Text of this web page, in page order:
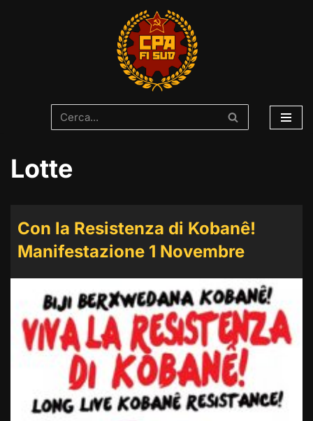
Lotte
Con la Resistenza di Kobanê!
Manifestazione 1 Novembre